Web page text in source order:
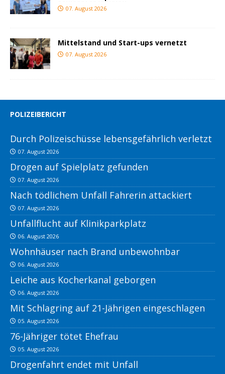
07. August 2026
Mittelstand und Start-ups vernetzt
07. August 2026
POLIZEIBERICHT
Durch Polizeischüsse lebensgefährlich verletzt
07. August 2026
Drogen auf Spielplatz gefunden
07. August 2026
Nach tödlichem Unfall Fahrerin attackiert
07. August 2026
Unfallflucht auf Klinikparkplatz
06. August 2026
Wohnhäuser nach Brand unbewohnbar
06. August 2026
Leiche aus Kocherkanal geborgen
06. August 2026
Mit Schlagring auf 21-Jährigen eingeschlagen
05. August 2026
76-Jähriger tötet Ehefrau
05. August 2026
Drogenfahrt endet mit Unfall